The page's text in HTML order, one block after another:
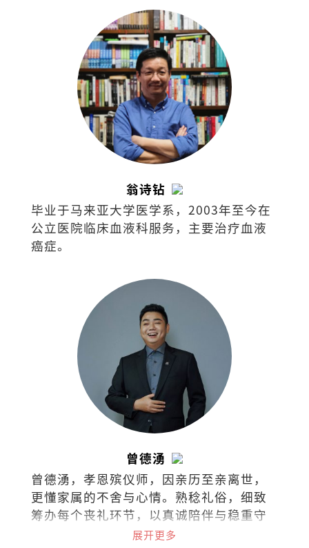
翁诗钻
毕业于马来亚大学医学系，2003年至今在
公立医院临床血液科服务，主要治疗血液
癌症。
曾德湧
曾德湧，孝恩殡仪师，因亲历至亲离世，
更懂家属的不舍与心情。熟稔礼俗，细致
筹办每个丧礼环节，以真诚陪伴与稳重守
护，让每一份告别更贴近心意。
展开更多